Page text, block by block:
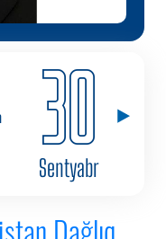
30
Sentyabr
Dağlıq